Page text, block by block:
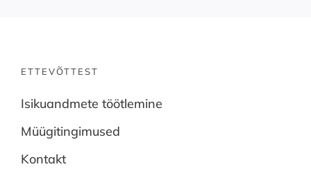
ETTEVÕTTEST
Isikuandmete töötlemine
Müügitingimused
Kontakt